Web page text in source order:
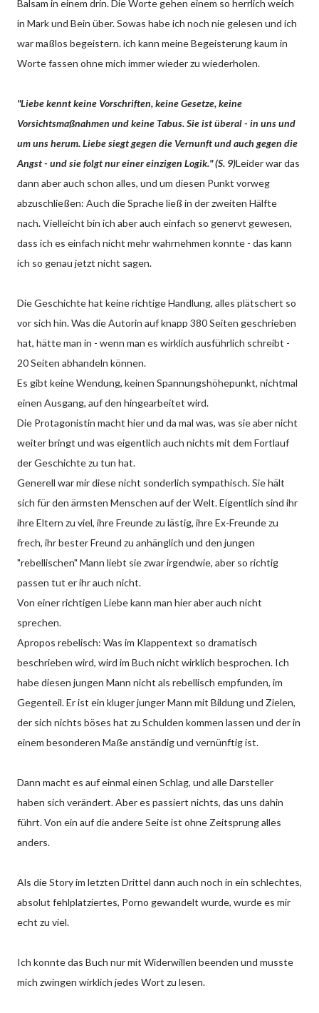
Balsam in einem drin. Die Worte gehen einem so herrlich weich
in Mark und Bein über. Sowas habe ich noch nie gelesen und ich
war maßlos begeistern. ich kann meine Begeisterung kaum in
Worte fassen ohne mich immer wieder zu wiederholen.
"Liebe kennt keine Vorschriften, keine Gesetze, keine
Vorsichtsmaßnahmen und keine Tabus. Sie ist überal - in uns und
um uns herum. Liebe siegt gegen die Vernunft und auch gegen die
Angst - und sie folgt nur einer einzigen Logik." (S. 9)Leider war das
dann aber auch schon alles, und um diesen Punkt vorweg
abzuschließen: Auch die Sprache ließ in der zweiten Hälfte
nach. Vielleicht bin ich aber auch einfach so genervt gewesen,
dass ich es einfach nicht mehr wahrnehmen konnte - das kann
ich so genau jetzt nicht sagen.
Die Geschichte hat keine richtige Handlung, alles plätschert so
vor sich hin. Was die Autorin auf knapp 380 Seiten geschrieben
hat, hätte man in - wenn man es wirklich ausführlich schreibt -
20 Seiten abhandeln können.
Es gibt keine Wendung, keinen Spannungshöhepunkt, nichtmal
einen Ausgang, auf den hingearbeitet wird.
Die Protagonistin macht hier und da mal was, was sie aber nicht
weiter bringt und was eigentlich auch nichts mit dem Fortlauf
der Geschichte zu tun hat.
Generell war mir diese nicht sonderlich sympathisch. Sie hält
sich für den ärmsten Menschen auf der Welt. Eigentlich sind ihr
ihre Eltern zu viel, ihre Freunde zu lästig, ihre Ex-Freunde zu
frech, ihr bester Freund zu anhänglich und den jungen
"rebellischen" Mann liebt sie zwar irgendwie, aber so richtig
passen tut er ihr auch nicht.
Von einer richtigen Liebe kann man hier aber auch nicht
sprechen.
Apropos rebelisch: Was im Klappentext so dramatisch
beschrieben wird, wird im Buch nicht wirklich besprochen. Ich
habe diesen jungen Mann nicht als rebellisch empfunden, im
Gegenteil. Er ist ein kluger junger Mann mit Bildung und Zielen,
der sich nichts böses hat zu Schulden kommen lassen und der in
einem besonderen Maße anständig und vernünftig ist.
Dann macht es auf einmal einen Schlag, und alle Darsteller
haben sich verändert. Aber es passiert nichts, das uns dahin
führt. Von ein auf die andere Seite ist ohne Zeitsprung alles
anders.
Als die Story im letzten Drittel dann auch noch in ein schlechtes,
absolut fehlplatziertes, Porno gewandelt wurde, wurde es mir
echt zu viel.
Ich konnte das Buch nur mit Widerwillen beenden und musste
mich zwingen wirklich jedes Wort zu lesen.